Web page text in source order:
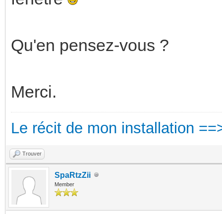
Qu'en pensez-vous ?
Merci.
Le récit de mon installation
Trouver
SpaRtzZii
Member